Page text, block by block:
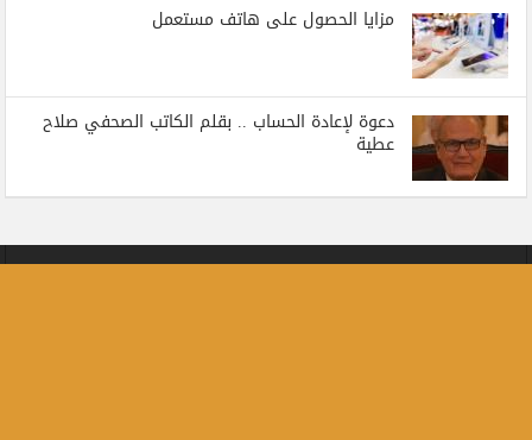
مزايا الحصول على هاتف مستعمل
دعوة لإعادة الحساب .. بقلم الكاتب الصحفي صلاح
عطية